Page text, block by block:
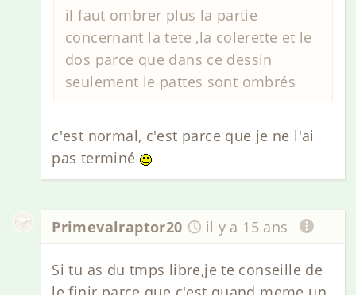
il faut ombrer plus la partie
concernant la tete ,la colerette et le
dos parce que dans ce dessin
seulement le pattes sont ombrés
c'est normal, c'est parce que je ne l'ai
pas terminé
Primevalraptor20 il y a 15 ans
Si tu as du tmps libre,je te conseille de